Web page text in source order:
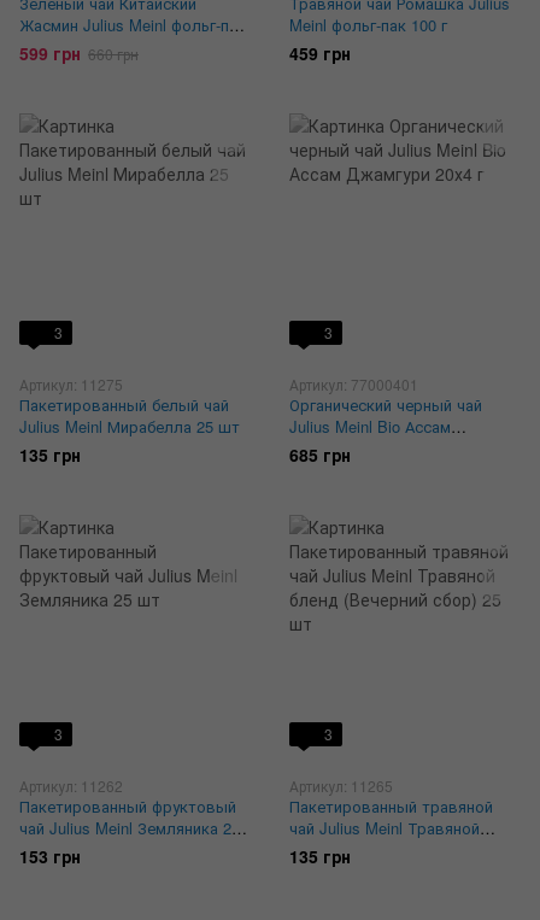
Жасмин Julius Meinl фольг-пак
250 г
599 грн 660 грн
Meinl фольг-пак 100 г
459 грн
3
Артикул: 11275
Пакетированный белый чай
Julius Meinl Мирабелла 25 шт
135 грн
3
Артикул: 77000401
Органический черный чай
Julius Meinl Bio Ассам
Джамгури 20х4 г
685 грн
3
Артикул: 11262
Пакетированный фруктовый
чай Julius Meinl Земляника 25
шт
153 грн
3
Артикул: 11265
Пакетированный травяной
чай Julius Meinl Травяной
бленд (Вечерний сбор) 25 шт
135 грн